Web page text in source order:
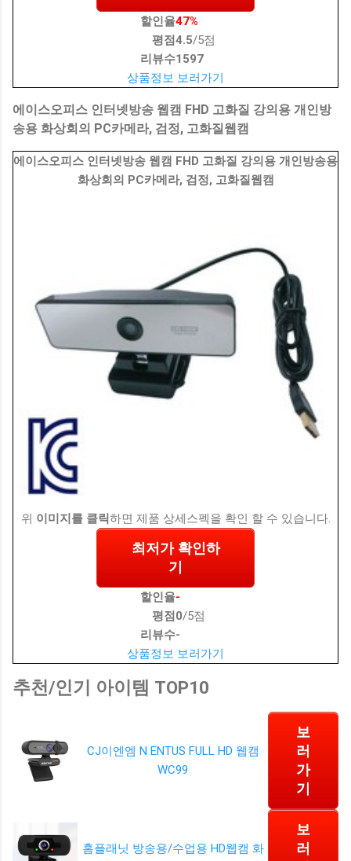
할인율47%
평점4.5/5점
리뷰수1597
상품정보 보러가기
에이스오피스 인터넷방송 웹캠 FHD 고화질 강의용 개인방
송용 화상회의 PC카메라, 검정, 고화질웹캠
에이스오피스 인터넷방송 웹캠 FHD 고화질 강의용 개인방송용
화상회의 PC카메라, 검정, 고화질웹캠
위 이미지를 클릭하면 제품 상세스펙을 확인 할 수 있습니다.
최저가 확인하
기
할인율-
평점 0/5점
리뷰수-
상품정보 보러가기
추천/인기 아이템 TOP10
CJ이엔엠 N ENTUS FULL HD 웹캠
WC99
보
러
가
기
홈플래닛 방송용/수업용 HD웹캠 화
보
러